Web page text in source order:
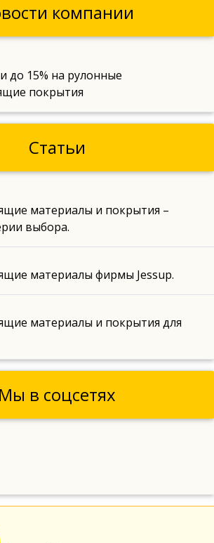
компании
до 15% на рулонные
покрытия
Статьи
материалы и покрытия –
выбора.
материалы фирмы Jessup.
материалы и покрытия для
Мы в соцсетях